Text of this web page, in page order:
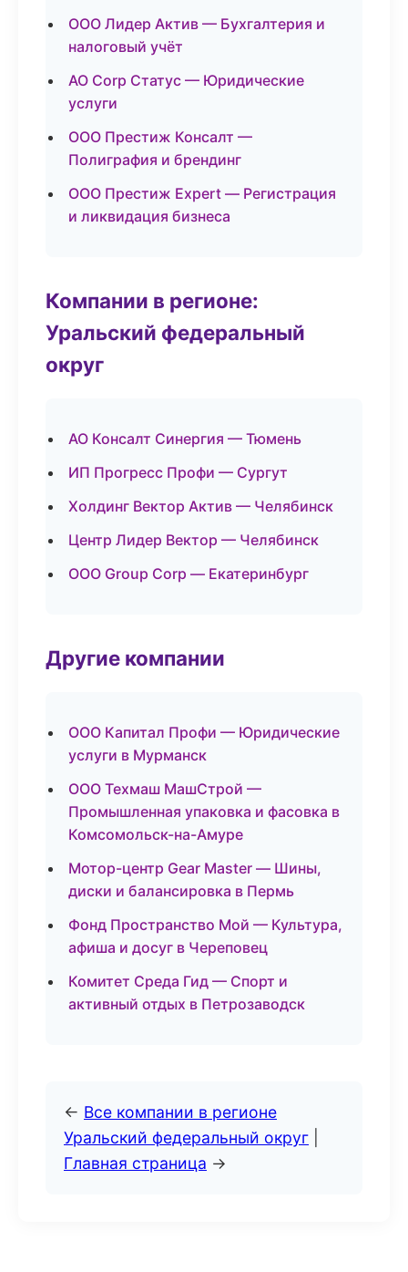
ООО Лидер Актив — Бухгалтерия и
налоговый учёт
АО Corp Статус — Юридические
услуги
ООО Престиж Консалт —
Полиграфия и брендинг
ООО Престиж Expert — Регистрация
и ликвидация бизнеса
Компании в регионе:
Уральский федеральный
округ
АО Консалт Синергия — Тюмень
ИП Прогресс Профи — Сургут
Холдинг Вектор Актив — Челябинск
Центр Лидер Вектор — Челябинск
ООО Group Corp — Екатеринбург
Другие компании
ООО Капитал Профи — Юридические
услуги в Мурманск
ООО Техмаш МашСтрой —
Промышленная упаковка и фасовка в
Комсомольск-на-Амуре
Мотор-центр Gear Master — Шины,
диски и балансировка в Пермь
Фонд Пространство Мой — Культура,
афиша и досуг в Череповец
Комитет Среда Гид — Спорт и
активный отдых в Петрозаводск
← Все компании в регионе
Уральский федеральный округ
Главная страница →